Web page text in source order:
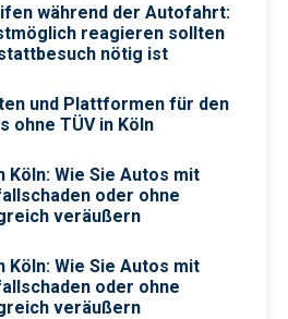
während der Autofahrt:
reagieren sollten
nötig ist
und Plattformen für den
ohne TÜV in Köln
Wie Sie Autos mit
oder ohne
veräußern
Wie Sie Autos mit
oder ohne
veräußern